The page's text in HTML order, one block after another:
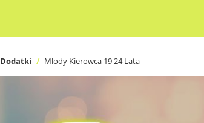
Dodatki Mlody Kierowca 19 24 Lata